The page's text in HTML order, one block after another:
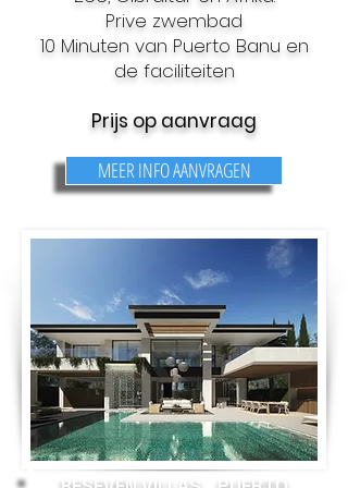
Prive zwembad
10 Minuten van Puerto Banu en
de faciliteiten
Prijs op aanvraag
MEER INFO AANVRAGEN